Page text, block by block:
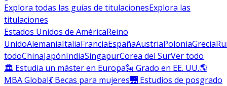
Explora todas las guías de titulacionesExplora las
titulaciones
Estados Unidos de AméricaReino
UnidoAlemaniaItaliaFranciaEspañaAustriaPoloniaGrecia
todoChinaJapónIndiaSingapurCorea del SurVer todo
🏛 Estudia un máster en Europa🗽 Grado en EE. UU.🌎
MBA Global💃 Becas para mujeres🌉 Estudios de posgrado